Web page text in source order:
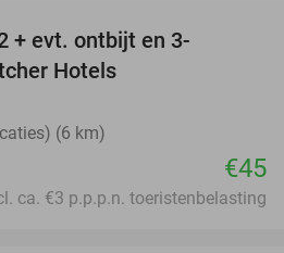
+ evt. ontbijt en 3-
Hotels
(6 km)
€45
ca. €3 p.p.p.n. toeristenbelasting